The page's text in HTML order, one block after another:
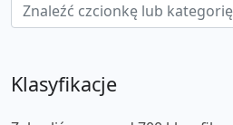
Klasyfikacje